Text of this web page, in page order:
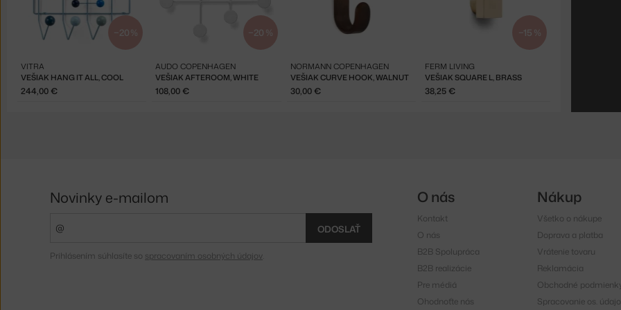
−20 %
VEŠIAK HANG IT ALL, COOL
VITRA
244,00 €
−20 %
VEŠIAK AFTEROOM, WHITE
AUDO COPENHAGEN
108,00 €
VEŠIAK CURVE HOOK, WALNUT
NORMANN COPENHAGEN
30,00 €
−15 %
VEŠIAK SQUARE L, BRASS
FERM LIVING
38,25 €
Novinky e-mailom
ODOSLAŤ
Prihlásením súhlasíte so spracovaním osobných údajov
O nás
Kontakt
O nás
B2B Spolupráca
B2B realizácie
Pre médiá
Ohodnoťte nás
Nákup
Všetko o nákupe
Doprava a platba
Vrátenie tovaru
Reklamácia
Obchodné
Spracovanie os.